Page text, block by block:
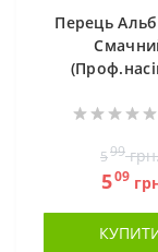
Перець
599
509